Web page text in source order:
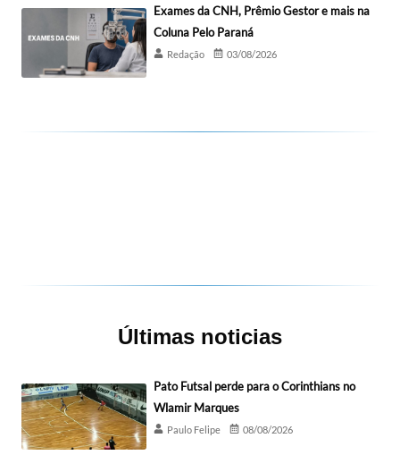
Exames da CNH, Prêmio Gestor e mais na
Coluna Pelo Paraná
Redação 03/08/2026
Últimas noticias
Pato Futsal perde para o Corinthians no
Wlamir Marques
Paulo Felipe 08/08/2026